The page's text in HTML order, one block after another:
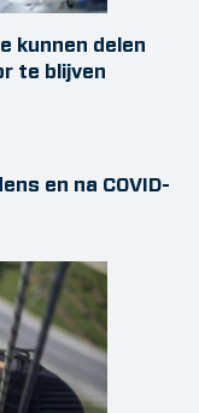
kunnen delen
te blijven
en na COVID-